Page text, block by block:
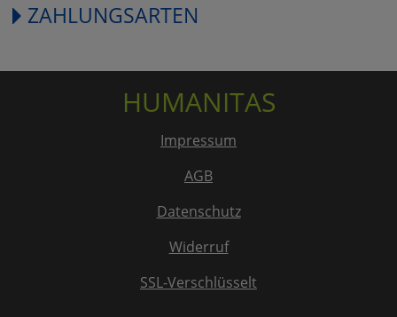
ZAHLUNGSARTEN
HUMANITAS
Impressum
AGB
Datenschutz
Widerruf
SSL-Verschlüsselt